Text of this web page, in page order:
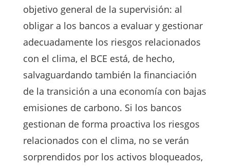
objetivo general de la supervisión: al
obligar a los bancos a evaluar y gestionar
adecuadamente los riesgos relacionados
con el clima, el BCE está, de hecho,
salvaguardando también la financiación
de la transición a una economía con bajas
emisiones de carbono. Si los bancos
gestionan de forma proactiva los riesgos
relacionados con el clima, no se verán
sorprendidos por los activos bloqueados,